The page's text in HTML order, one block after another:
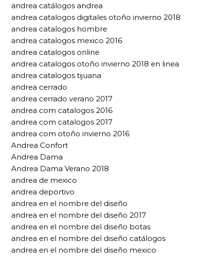
andrea catálogos andrea
andrea catalogos digitales otoño invierno 2018
andrea catalogos hombre
andrea catalogos mexico 2016
andrea catalogos online
andrea catalogos otoño invierno 2018 en linea
andrea catalogos tijuana
andrea cerrado
andrea cerrado verano 2017
andrea com catalogos 2016
andrea com catalogos 2017
andrea com otoño invierno 2016
Andrea Confort
Andrea Dama
Andrea Dama Verano 2018
andrea de mexico
andrea deportivo
andrea en el nombre del diseño
andrea en el nombre del diseño 2017
andrea en el nombre del diseño botas
andrea en el nombre del diseño catálogos
andrea en el nombre del diseño mexico